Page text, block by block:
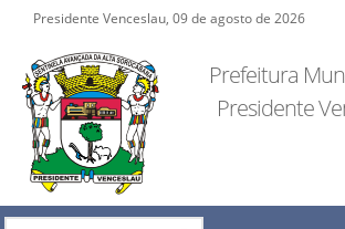
Presidente Venceslau, 09 de agosto de 2026
Prefeitura
Presidente